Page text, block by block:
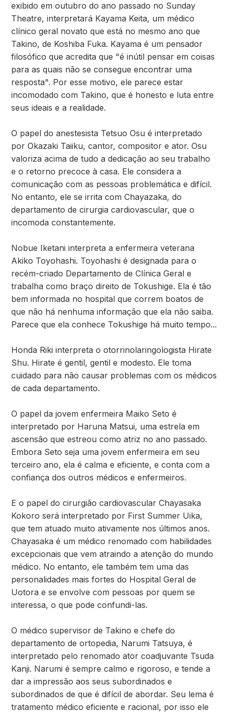
exibido em outubro do ano passado no Sunday
Theatre, interpretará Kayama Keita, um médico
clínico geral novato que está no mesmo ano que
Takino, de Koshiba Fuka. Kayama é um pensador
filosófico que acredita que "é inútil pensar em coisas
para as quais não se consegue encontrar uma
resposta". Por esse motivo, ele parece estar
incomodado com Takino, que é honesto e luta entre
seus ideais e a realidade.
O papel do anestesista Tetsuo Osu é interpretado
por Okazaki Taiiku, cantor, compositor e ator. Osu
valoriza acima de tudo a dedicação ao seu trabalho
e o retorno precoce à casa. Ele considera a
comunicação com as pessoas problemática e difícil.
No entanto, ele se irrita com Chayazaka, do
departamento de cirurgia cardiovascular, que o
incomoda constantemente.
Nobue Iketani interpreta a enfermeira veterana
Akiko Toyohashi. Toyohashi é designada para o
recém-criado Departamento de Clínica Geral e
trabalha como braço direito de Tokushige. Ela é tão
bem informada no hospital que correm boatos de
que não há nenhuma informação que ela não saiba.
Parece que ela conhece Tokushige há muito tempo...
Honda Riki interpreta o otorrinolaringologista Hirate
Shu. Hirate é gentil, gentil e modesto. Ele toma
cuidado para não causar problemas com os médicos
de cada departamento.
O papel da jovem enfermeira Maiko Seto é
interpretado por Haruna Matsui, uma estrela em
ascensão que estreou como atriz no ano passado.
Embora Seto seja uma jovem enfermeira em seu
terceiro ano, ela é calma e eficiente, e conta com a
confiança dos outros médicos e enfermeiros.
E o papel do cirurgião cardiovascular Chayasaka
Kokoro será interpretado por First Summer Uika,
que tem atuado muito ativamente nos últimos anos.
Chayasaka é um médico renomado com habilidades
excepcionais que vem atraindo a atenção do mundo
médico. No entanto, ele também tem uma das
personalidades mais fortes do Hospital Geral de
Uotora e se envolve com pessoas por quem se
interessa, o que pode confundi-las.
O médico supervisor de Takino e chefe do
departamento de ortopedia, Narumi Tatsuya, é
interpretado pelo renomado ator coadjuvante Tsuda
Kanji. Narumi é sempre calmo e rigoroso, e tende a
dar a impressão aos seus subordinados e
subordinados de que é difícil de abordar. Seu lema é
tratamento médico eficiente e racional, por isso ele